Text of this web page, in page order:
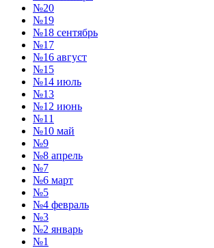
№20
№19
№18 сентябрь
№17
№16 август
№15
№14 июль
№13
№12 июнь
№11
№10 май
№9
№8 апрель
№7
№6 март
№5
№4 февраль
№3
№2 январь
№1